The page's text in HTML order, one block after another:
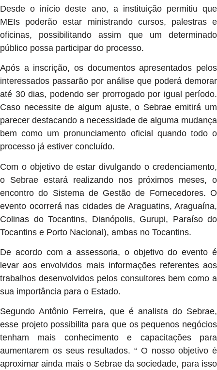
Desde o início deste ano, a instituição permitiu que
MEIs poderão estar ministrando cursos, palestras e
oficinas, possibilitando assim que um determinado
público possa participar do processo.
Após a inscrição, os documentos apresentados pelos
interessados passarão por análise que poderá demorar
até 30 dias, podendo ser prorrogado por igual período.
Caso necessite de algum ajuste, o Sebrae emitirá um
parecer destacando a necessidade de alguma mudança
bem como um pronunciamento oficial quando todo o
processo já estiver concluído.
Com o objetivo de estar divulgando o credenciamento,
o Sebrae estará realizando nos próximos meses, o
encontro do Sistema de Gestão de Fornecedores. O
evento ocorrerá nas cidades de Araguatins, Araguaína,
Colinas do Tocantins, Dianópolis, Gurupi, Paraíso do
Tocantins e Porto Nacional), ambas no Tocantins.
De acordo com a assessoria, o objetivo do evento é
levar aos envolvidos mais informações referentes aos
trabalhos desenvolvidos pelos consultores bem como a
sua importância para o Estado.
Segundo Antônio Ferreira, que é analista do Sebrae,
esse projeto possibilita para que os pequenos negócios
tenham mais conhecimento e capacitações para
aumentarem os seus resultados. “ O nosso objetivo é
aproximar ainda mais o Sebrae da sociedade, para isso